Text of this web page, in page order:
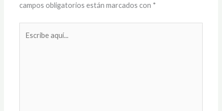
campos obligatorios están marcados con *